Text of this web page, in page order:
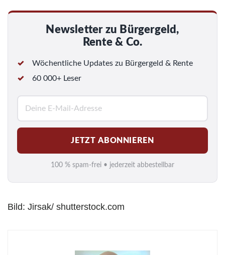
Newsletter zu Bürgergeld,
Rente & Co.
Wöchentliche Updates zu Bürgergeld & Rente
60 000+ Leser
M
a
i
l
*
JETZT ABONNIEREN
100 % spam-frei • jederzeit abbestellbar
Bild: Jirsak/ shutterstock.com